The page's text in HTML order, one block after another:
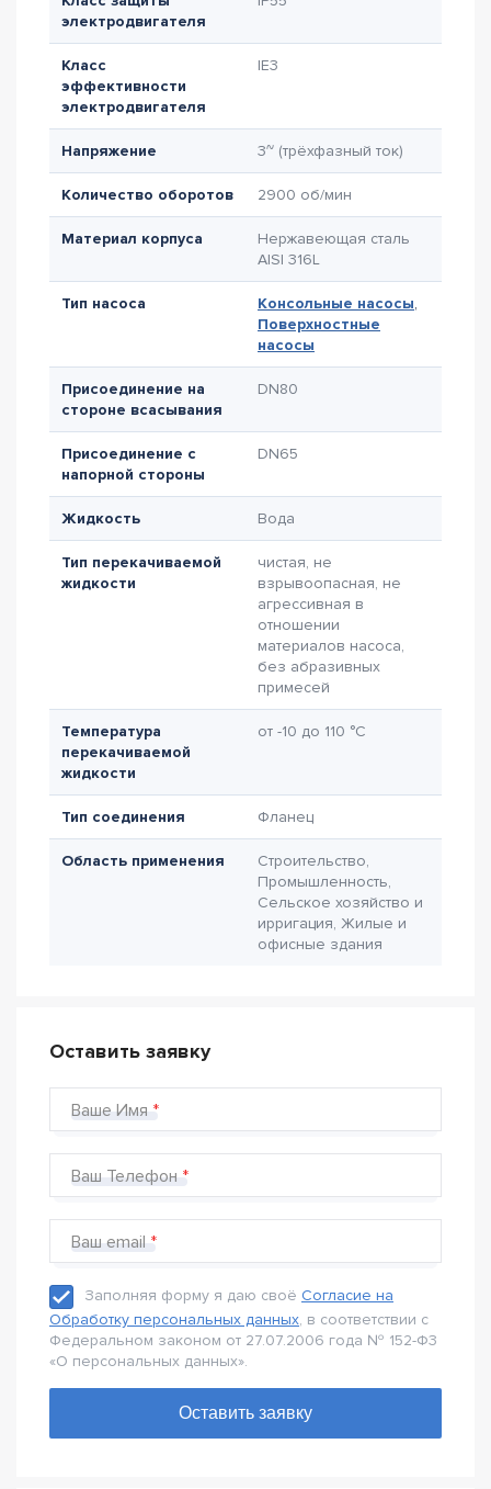
электродвигателя
Класс
эффективности
электродвигателя
IE3
Напряжение 3~ (трёхфазный ток)
Количество оборотов 2900 об/мин
Материал корпуса
Нержавеющая сталь
AISI 316L
Тип насоса Консольные насосы,
Поверхностные
насосы
Присоединение на
стороне всасывания
DN80
Присоединение с
напорной стороны
DN65
Жидкость Вода
Тип перекачиваемой
жидкости
чистая, не
взрывоопасная, не
агрессивная в
отношении
материалов насоса,
без абразивных
примесей
Температура
перекачиваемой
жидкости
от -10 до 110 °C
Тип соединения Фланец
Область применения
Строительство,
Промышленность,
Сельское хозяйство и
ирригация, Жилые и
офисные здания
Оставить заявку
Ваше Имя
Ваш Телефон
Ваш email
Заполняя форму я даю своё Согласие на
Обработку персональных данных, в соответствии с
Федеральном законом от 27.07.2006 года № 152-Ф3
«О персональных данных».